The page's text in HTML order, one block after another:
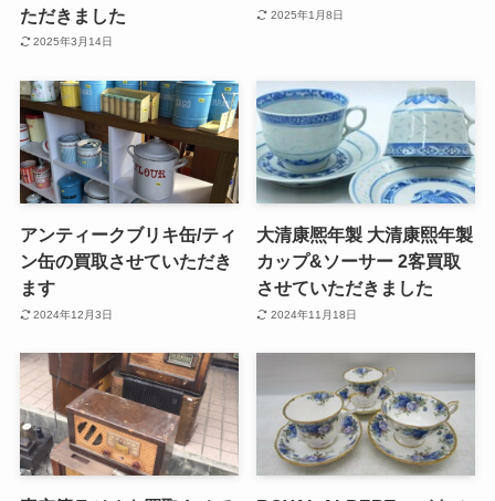
ただきました
2025年3月14日
2025年1月8日
アンティークブリキ缶/ティ
ン缶の買取させていただき
ます
2024年12月3日
大清康熈年製 大清康熙年製
カップ&ソーサー 2客買取
させていただきました
2024年11月18日